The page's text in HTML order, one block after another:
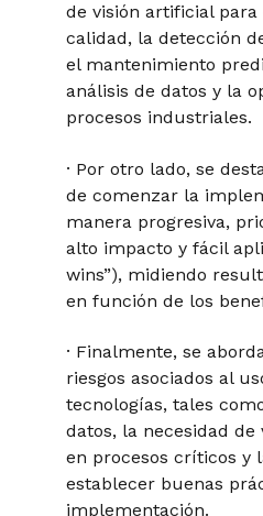
de visión artificial para
calidad, la detección
el mantenimiento
análisis de datos y la
procesos industriales.
· Por otro lado, se
de comenzar la
manera progresiva,
alto impacto y fácil
wins”), midiendo
en función de los
· Finalmente, se
riesgos asociados al
tecnologías, tales
datos, la necesidad
en procesos críticos y
establecer buenas
implementación.